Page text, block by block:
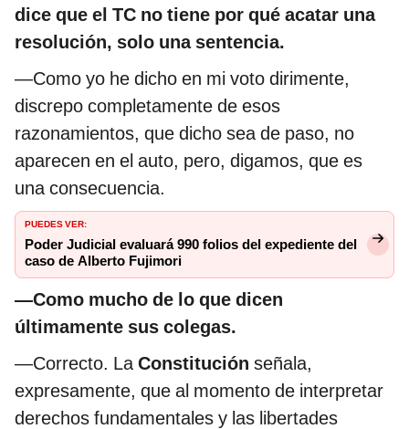
dice que el TC no tiene por qué acatar una
resolución, solo una sentencia.
—Como yo he dicho en mi voto dirimente,
discrepo completamente de esos
razonamientos, que dicho sea de paso, no
aparecen en el auto, pero, digamos, que es
una consecuencia.
PUEDES VER:
Poder Judicial evaluará 990 folios del expediente del
caso de Alberto Fujimori
—Como mucho de lo que dicen
últimamente sus colegas.
—Correcto. LaConstitución señala,
expresamente, que al momento de interpretar
derechos fundamentales y las libertades